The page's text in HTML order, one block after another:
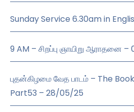
Sunday Service 6.30am in
9 AM – சிறப்பு ஞாயிறு ஆராதனை
புதன்கிழமை வேத பாடம் – The
Part53 – 28/05/25